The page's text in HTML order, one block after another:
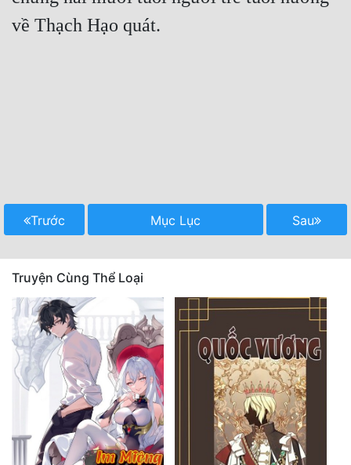
về Thạch Hạo quát.
Trước Mục Lục Sau
Truyện Cùng Thể Loại